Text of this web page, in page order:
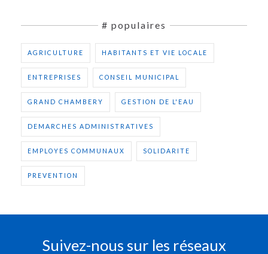
# populaires
AGRICULTURE HABITANTS ET VIE LOCALE
ENTREPRISES CONSEIL MUNICIPAL
GRAND CHAMBERY GESTION DE L'EAU
DEMARCHES ADMINISTRATIVES
EMPLOYES COMMUNAUX SOLIDARITE
PREVENTION
Suivez-nous sur les réseaux